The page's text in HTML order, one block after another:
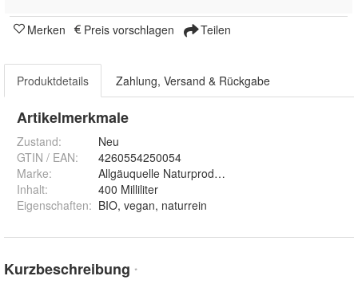
Merken Preis vorschlagen Teilen
Produktdetails Zahlung, Versand & Rückgabe
Artikelmerkmale
Zustand:
Neu
GTIN / EAN:
4260554250054
Marke:
Allgäuquelle Naturprodukte GmbH
Inhalt:
400 Milliliter
Eigenschaften: BIO, vegan, naturrein
Kurzbeschreibung *